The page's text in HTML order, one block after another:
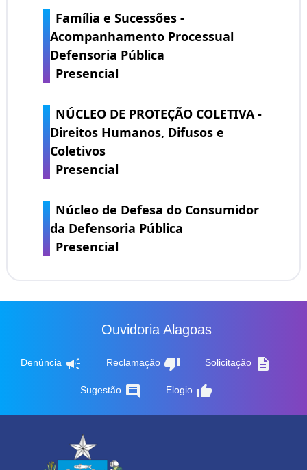
Família e Sucessões -
Acompanhamento Processual
Defensoria Pública
Presencial
NÚCLEO DE PROTEÇÃO COLETIVA -
Direitos Humanos, Difusos e
Coletivos
Presencial
Núcleo de Defesa do Consumidor
da Defensoria Pública
Presencial
Ouvidoria Alagoas
Denúncia campaign Reclamação thumb_down Solicitação description
Sugestão comment Elogio thumb_up